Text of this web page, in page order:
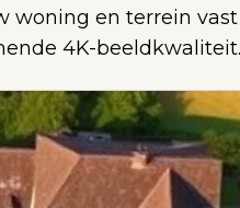
woning en terrein
4K-beeldkwaliteit.